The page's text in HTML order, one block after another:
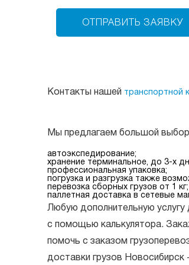
Контакты нашей транспортной
Мы предлагаем большой выбор
автоэкспедирование;
хранение терминальное, до 3-х
профессиональная упаковка;
погрузка и разгрузка также
перевозка сборных грузов от 1 кг;
паллетная доставка в сетевые
Любую дополнительную услугу
с помощью калькулятора.
помочь с заказом
доставки грузов Новосибирск